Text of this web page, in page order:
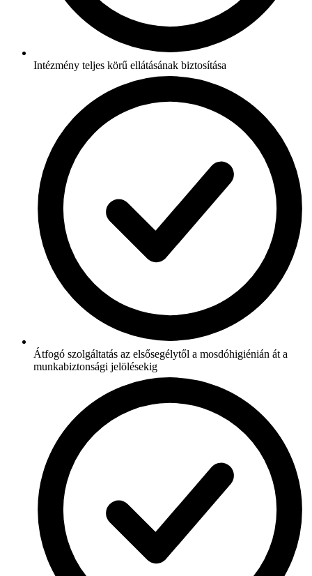
Intézmény teljes körű ellátásának biztosítása
Átfogó szolgáltatás az elsősegélytől a mosdóhigiénián át a
munkabiztonsági jelölésekig